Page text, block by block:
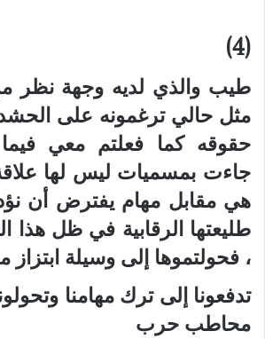
(4)
طيب والذي لديه وجهة نظر
مثل حالي ترغمونه على
حقوقه كما فعلتم معي
جاءت بمسميات ليس لها
هي مقابل مهام يفترض أن
طليعتها الرقابية في ظل هذا
، فحولتموها إلى وسيلة ابتزاز
تدفعونا إلى ترك مهامنا
محاطب حرب